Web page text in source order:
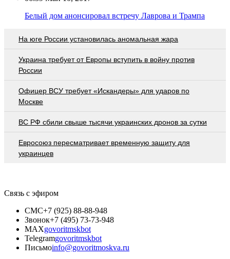
Белый дом анонсировал встречу Лаврова и Трампа
На юге России установилась аномальная жара
Украина требует от Европы вступить в войну против
России
Офицер ВСУ требует «Искандеры» для ударов по
Москве
ВС РФ сбили свыше тысячи украинских дронов за сутки
Евросоюз пересматривает временную защиту для
украинцев
Связь с эфиром
СМС+7 (925) 88-88-948
Звонок+7 (495) 73-73-948
MAXgovoritmskbot
Telegramgovoritmskbot
Письмоinfo@govoritmoskva.ru